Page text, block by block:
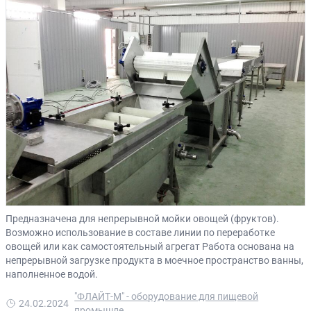
Предназначена для непрерывной мойки овощей (фруктов).
Возможно использование в составе линии по переработке
овощей или как самостоятельный агрегат Работа основана на
непрерывной загрузке продукта в моечное пространство ванны,
наполненное водой.
24.02.2024
"ФЛАЙТ-М" - оборудование для пищевой